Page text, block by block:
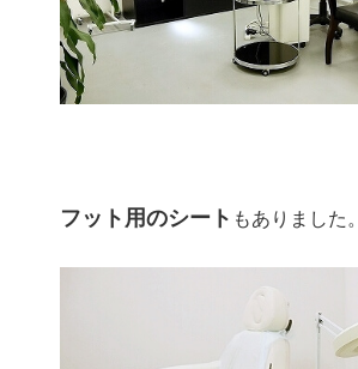
フット用のシート もありました。